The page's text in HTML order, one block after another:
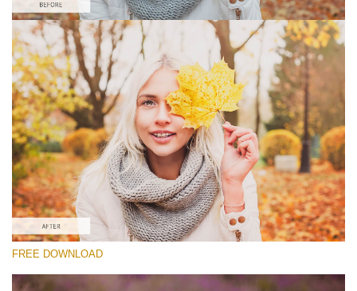
Proszę wybrać
Lightroom Fall Preset #7
Matte Portrait
(30 Lr Presets)
Matte Complete
(130 Lr Presets)
Must-Have Collection
(1432 Lr Presets)
FREE DOWNLOAD